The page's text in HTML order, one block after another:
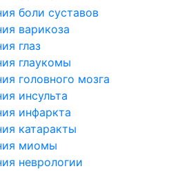
боли суставов
варикоза
глаз
глаукомы
головного мозга
инсульта
инфаркта
катаракты
миомы
неврологии